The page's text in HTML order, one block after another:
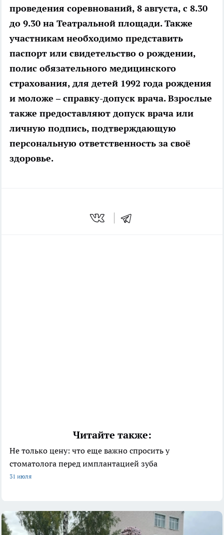
проведения соревнований, 8 августа, с 8.30
до 9.30 на Театральной площади. Также
участникам необходимо представить
паспорт или свидетельство о рождении,
полис обязательного медицинского
страхования, для детей 1992 года рождения
и моложе – справку-допуск врача. Взрослые
также предоставляют допуск врача или
личную подпись, подтверждающую
персональную ответственность за своё
здоровье.
Читайте также:
Не только цену: что еще важно спросить у
стоматолога перед имплантацией зуба
31 июля